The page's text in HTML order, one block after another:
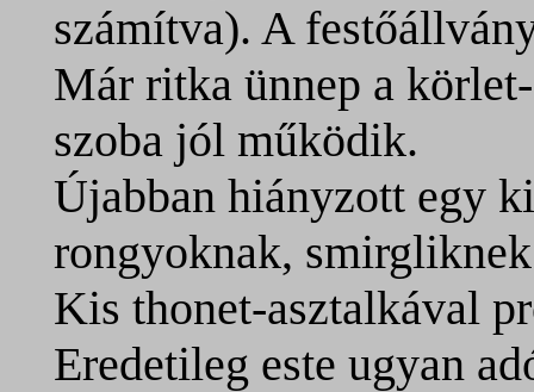
számítva). A
Már ritka ünnep a
szoba jól működik.
Újabban hiányzott egy
rongyoknak,
Kis thonet-asztalkával
Eredetileg este ugyan